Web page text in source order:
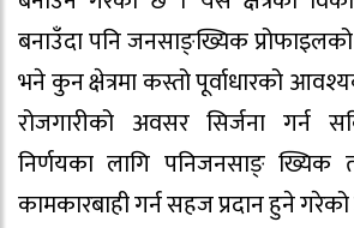
बनाउँदा पनि जनसाङ्ख्यिक
भने कुन क्षेत्रमा कस्तो पूर्वाधारको
रोजगारीको अवसर सिर्जना गर्न
निर्णयका लागि पनिजनसाङ् ख्यिक
कामकारबाही गर्न सहज प्रदान हुने